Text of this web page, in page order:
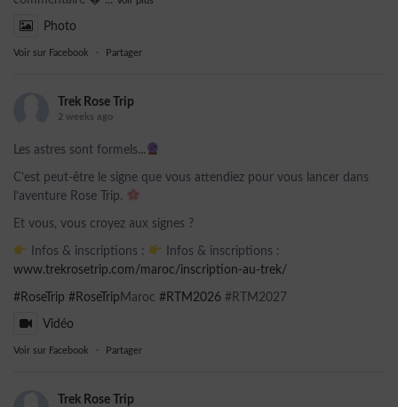
Photo
Voir sur Facebook · Partager
Trek Rose Trip
2 weeks ago
Les astres sont formels...
C’est peut-être le signe que vous attendiez pour vous lancer dans
l’aventure Rose Trip.
Et vous, vous croyez aux signes ?
Infos & inscriptions :
Infos & inscriptions :
www.trekrosetrip.com/maroc/inscription-au-trek/
#RoseTrip #RoseTrip Maroc #RTM2026 #RTM2027
Vidéo
Voir sur Facebook · Partager
Trek Rose Trip